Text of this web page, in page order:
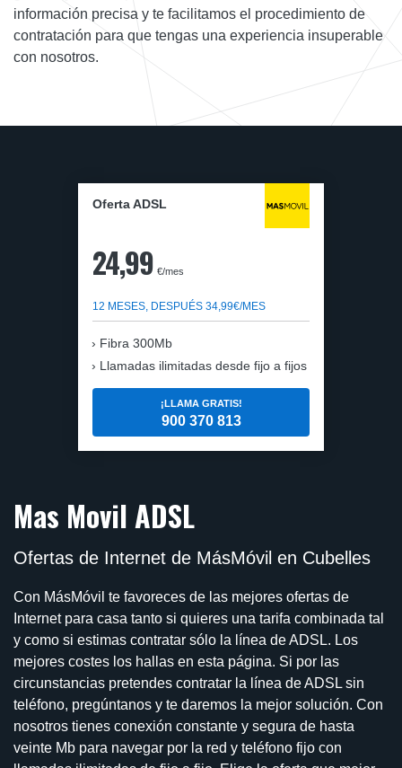
información precisa y te facilitamos el procedimiento de
contratación para que tengas una experiencia insuperable
con nosotros.
Oferta ADSL
24,99 €/mes
12 MESES, DESPUÉS 34,99€/MES
Fibra 300Mb
Llamadas ilimitadas desde fijo a fijos
¡LLAMA GRATIS!
900 370 813
Mas Movil ADSL
Ofertas de Internet de MásMóvil en Cubelles
Con MásMóvil te favoreces de las mejores ofertas de
Internet para casa tanto si quieres una tarifa combinada tal
y como si estimas contratar sólo la línea de ADSL. Los
mejores costes los hallas en esta página. Si por las
circunstancias pretendes contratar la línea de ADSL sin
teléfono, pregúntanos y te daremos la mejor solución. Con
nosotros tienes conexión constante y segura de hasta
veinte Mb para navegar por la red y teléfono fijo con